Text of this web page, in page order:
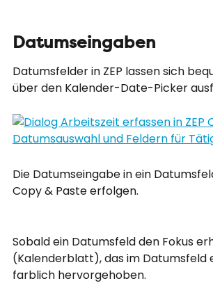
Datumseingaben
Datumsfelder in ZEP lassen sich
über den Kalender-Date-Picker
Die Datumseingabe in ein
Copy & Paste erfolgen.
Sobald ein Datumsfeld den Fokus
(Kalenderblatt), das im Datumsfeld
farblich hervorgehoben.